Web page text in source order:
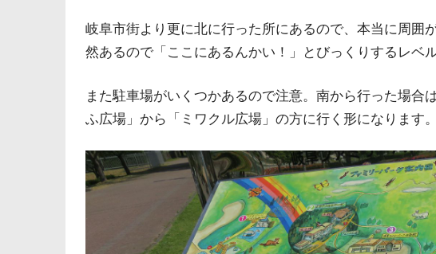
岐阜市街より更に北に行った所にあるので、本当に周囲
然あるので「ここにあるんかい！」とびっくりするレベル
また駐車場がいくつかあるので注意。南から行った場合
ふ広場」から「ミワクル広場」の方に行く形になります。